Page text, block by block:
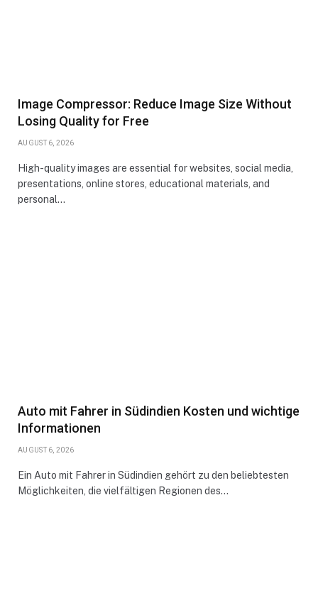
Image Compressor: Reduce Image Size Without
Losing Quality for Free
AUGUST 6, 2026
High-quality images are essential for websites, social media,
presentations, online stores, educational materials, and
personal…
Auto mit Fahrer in Südindien Kosten und wichtige
Informationen
AUGUST 6, 2026
Ein Auto mit Fahrer in Südindien gehört zu den beliebtesten
Möglichkeiten, die vielfältigen Regionen des…